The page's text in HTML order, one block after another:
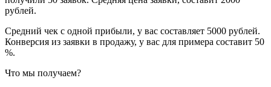
рублей.
Средний чек с одной прибыли, у вас составляет 5000 рублей.
Конверсия из заявки в продажу, у вас для примера составит 50
%.
Что мы получаем?